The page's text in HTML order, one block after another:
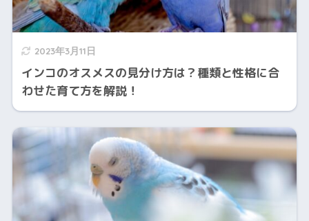
2023年3月11日
インコのオスメスの見分け方は？種類と性格に合
わせた育て方を解説！